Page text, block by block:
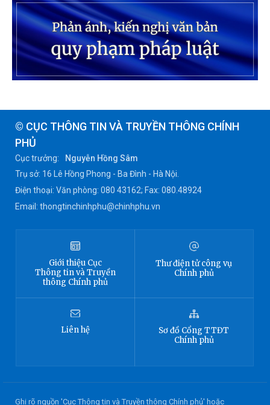
© CỤC THÔNG TIN VÀ TRUYỀN THÔNG CHÍNH
PHỦ
Cục trưởng:
Nguyễn Hồng Sâm
Trụ sở: 16 Lê Hồng Phong - Ba Đình - Hà Nội.
Điện thoại: Văn phòng: 080 43162; Fax: 080.48924
Email: thongtinchinhphu@chinhphu.vn
Giới thiệu Cục
Thông tinvà Truyền
thông Chính phủ
Thư điện tử công vụ
Chính phủ
Liên hệ Sơ đồ Cổng TTĐT
Chính phủ
Ghi rõ nguồn 'Cục Thông tin và Truyền thông Chính phủ' hoặc